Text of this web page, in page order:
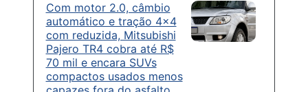
Com motor 2.0, câmbio
automático e tração 4×4
com reduzida, Mitsubishi
Pajero TR4 cobra até R$
70 mil e encara SUVs
compactos usados menos